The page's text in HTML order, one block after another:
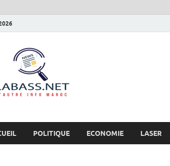
POLITIQUE ECONOMIE LASER